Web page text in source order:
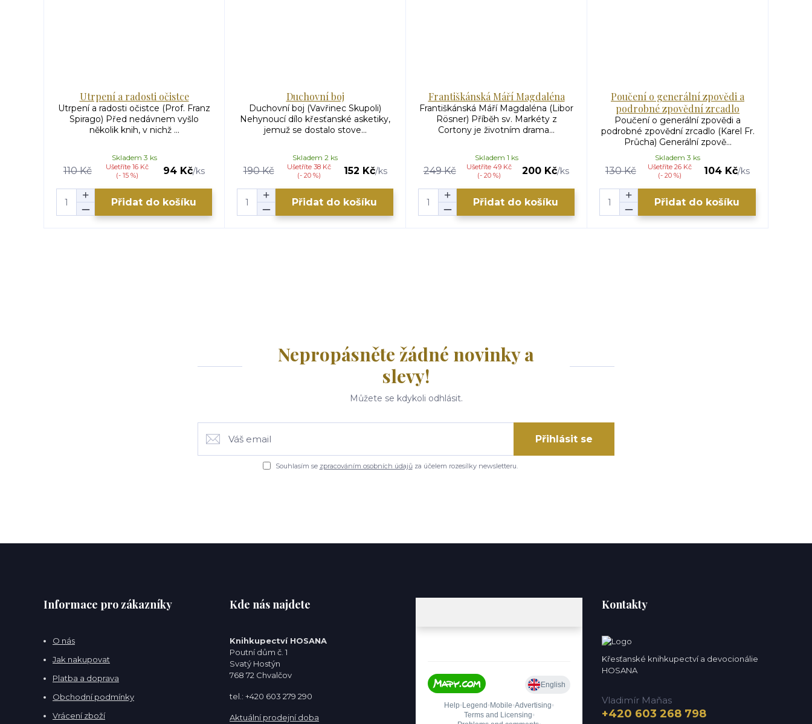
Utrpení a radosti očistce
Utrpení a radosti očistce (Prof. Franz
Spirago) Před nedávnem vyšlo
několik knih, v nichž ...
110 Kč
Ušetříte 16 Kč
(- 15 %)
94 Kč/ks
Skladem 3 ks
Přidat do košíku
Duchovní boj
Duchovní boj (Vavřinec Skupoli)
Nehynoucí dílo křesťanské asketiky,
jemuž se dostalo stove...
190 Kč
Ušetříte 38 Kč
(- 20 %)
152 Kč/ks
Skladem 2 ks
Přidat do košíku
Františkánská Máří Magdaléna
Františkánská Máří Magdaléna (Libor
Rösner) Příběh sv. Markéty z
Cortony je životním drama...
249 Kč
Ušetříte 49 Kč
(- 20 %)
200 Kč/ks
Skladem 1 ks
Přidat do košíku
Poučení o generální zpovědi a
podrobné zpovědní zrcadlo
Poučení o generální zpovědi a
podrobné zpovědní zrcadlo (Karel Fr.
Průcha) Generální zpově...
130 Kč
Ušetříte 26 Kč
(- 20 %)
104 Kč/ks
Skladem 3 ks
Přidat do košíku
Nepropásněte žádné novinky a
slevy!
Můžete se kdykoli odhlásit.
Přihlásit se
Souhlasím se zpracováním osobních údajůza účelem rozesílky newsletteru.
Informace pro zákazníky
O nás
Jak nakupovat
Platba a doprava
Obchodní podmínky
Vrácení zboží
Kde nás najdete
Knihkupectví HOSANA
Poutní dům č. 1
Svatý Hostýn
768 72 Chvalčov
tel.: +420 603 279 290
Aktuální prodejní doba
Kontakty
Křesťanské knihkupectví a devocionálie
HOSANA
Vladimír Maňas
+420 603 268 798